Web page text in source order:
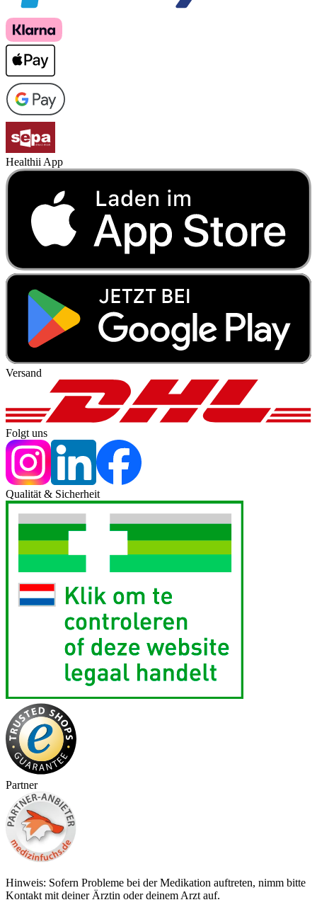
Healthii App
Versand
Folgt uns
Qualität & Sicherheit
Partner
Hinweis: Sofern Probleme bei der Medikation auftreten, nimm bitte
Kontakt mit deiner Ärztin oder deinem Arzt auf.